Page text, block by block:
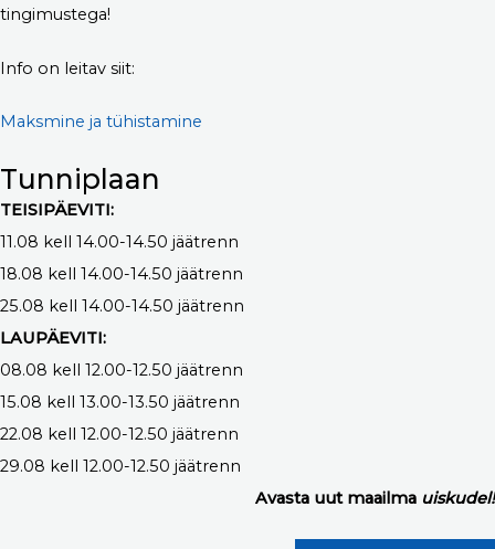
tingimustega!
Info on leitav siit:
Maksmine ja tühistamine
Tunniplaan
TEISIPÄEVITI:
11.08 kell 14.00-14.50 jäätrenn
18.08 kell 14.00-14.50 jäätrenn
25.08 kell 14.00-14.50 jäätrenn
LAUPÄEVITI:
08.08 kell 12.00-12.50 jäätrenn
15.08 kell 13.00-13.50 jäätrenn
22.08 kell 12.00-12.50 jäätrenn
29.08 kell 12.00-12.50 jäätrenn
Avasta uut maailma uiskudel!